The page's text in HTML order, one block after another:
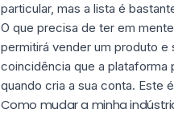
particular, mas a lista é
O que precisa de ter em
permitirá vender um produto e
coincidência que a plataforma
quando cria a sua conta. Este
Como mudar a minha